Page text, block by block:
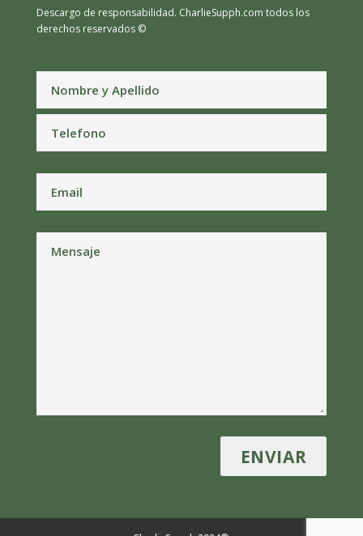
Descargo de responsabilidad. CharlieSupph.com todos los
derechos reservados ©